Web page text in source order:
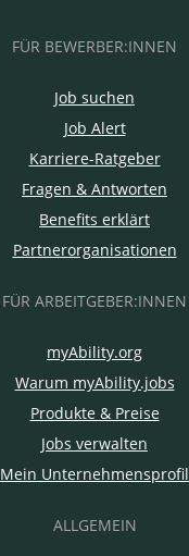
FÜR BEWERBER:INNEN
Job suchen
Job Alert
Karriere-Ratgeber
Fragen & Antworten
Benefits erklärt
Partnerorganisationen
FÜR ARBEITGEBER:INNEN
myAbility.org
Warum myAbility.jobs
Produkte & Preise
Jobs verwalten
Mein Unternehmensprofil
ALLGEMEIN